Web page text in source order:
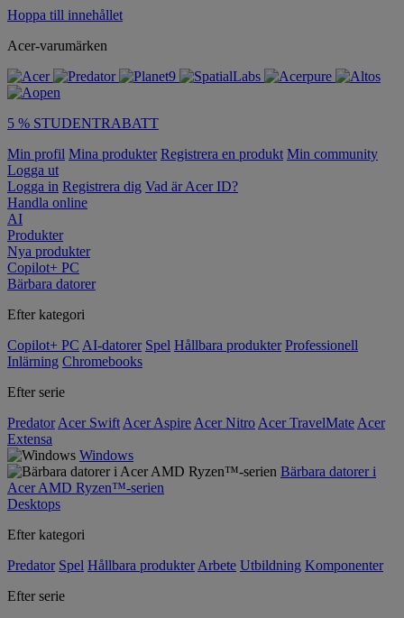
Hoppa till innehållet
Acer-varumärken
5 % STUDENTRABATT
Min profil Mina produkter Registrera en produkt Min community
Logga ut
Logga in Registrera dig Vad är Acer ID?
Handla online
AI
Produkter
Nya produkter
Copilot+ PC
Bärbara datorer
Efter kategori
Copilot+ PC AI-datorer Spel Hållbara produkter Professionell
Inlärning Chromebooks
Efter serie
Predator Acer Swift Acer Aspire Acer Nitro Acer TravelMate Acer
Extensa
Windows
Bärbara datorer i
Acer AMD Ryzen™-serien
Desktops
Efter kategori
Predator Spel Hållbara produkter Arbete Utbildning Komponenter
Efter serie